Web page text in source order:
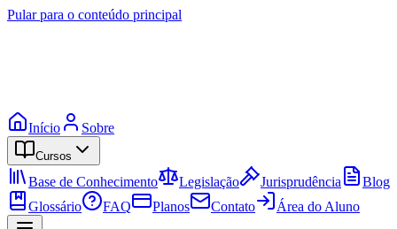
Pular para o conteúdo principal
Início Sobre
Cursos
Base de Conhecimento Legislação Jurisprudência
Blog
Glossário
FAQ Planos Contato Área do Aluno